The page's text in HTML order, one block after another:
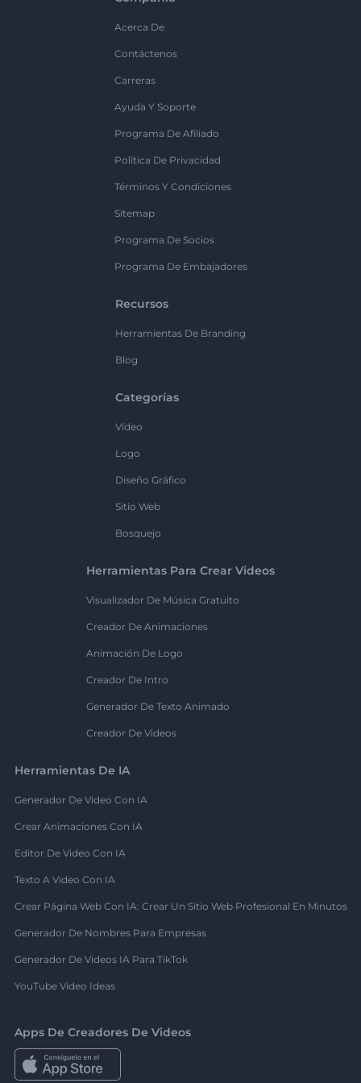
Acerca De
Contáctenos
Carreras
Ayuda Y Soporte
Programa De Afiliado
Política De Privacidad
Términos Y Condiciones
Sitemap
Programa De Socios
Programa De Embajadores
Recursos
Herramientas De Branding
Blog
Categorías
Vídeo
Logo
Diseño Gráfico
Sitio Web
Bosquejo
Herramientas Para Crear Videos
Visualizador De Música Gratuito
Creador De Animaciones
Animación De Logo
Creador De Intro
Generador De Texto Animado
Creador De Videos
Herramientas De IA
Generador De Video Con IA
Crear Animaciones Con IA
Editor De Video Con IA
Texto A Video Con IA
Crear Página Web Con IA: Crear Un Sitio Web Profesional En Minutos
Generador De Nombres Para Empresas
Generador De Videos IA Para TikTok
YouTube Video Ideas
Apps De Creadores De Videos